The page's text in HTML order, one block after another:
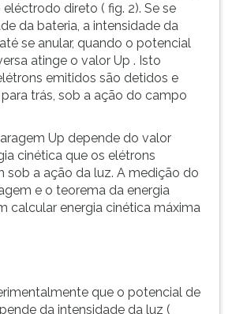
direto ( fig. 2). Se se
da bateria, a intensidade da
se anular, quando o potencial
atinge o valor Up . Isto
emitidos são detidos e
trás, sob a ação do campo
Up depende do valor
cinética que os elétrons
sob a ação da luz. A medição do
e o teorema da energia
calcular energia cinética máxima
que o potencial de
da intensidade da luz (